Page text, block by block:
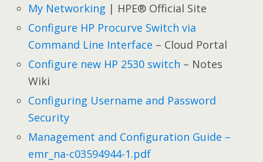
My Networking | HPE® Official Site
Configure HP Procurve Switch via
Command Line Interface – Cloud Portal
Configure new HP 2530 switch – Notes
Wiki
Configuring Username and Password
Security
Management and Configuration Guide –
emr_na-c03594944-1.pdf